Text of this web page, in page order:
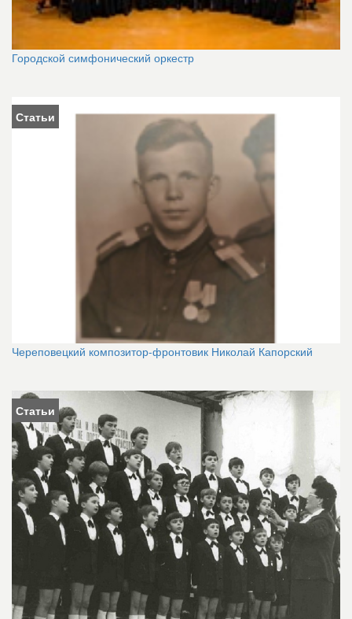
Городской симфонический оркестр
Статьи
Череповецкий композитор-фронтовик Николай Капорский
Статьи